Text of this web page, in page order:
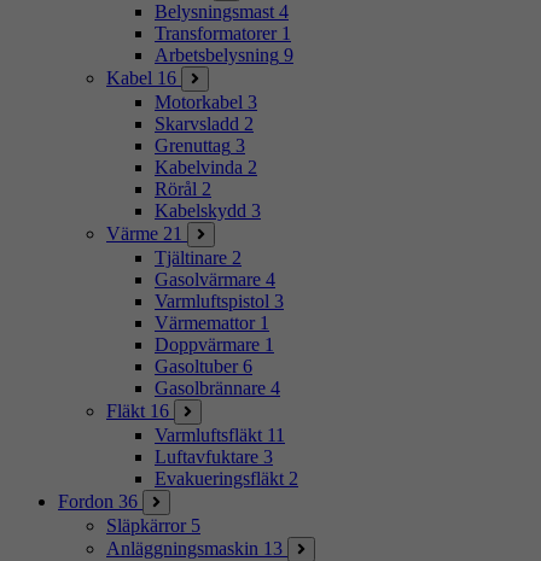
Belysningsmast 4
Transformatorer 1
Arbetsbelysning 9
Kabel 16
Motorkabel 3
Skarvsladd 2
Grenuttag 3
Kabelvinda 2
Rörål 2
Kabelskydd 3
Värme 21
Tjältinare 2
Gasolvärmare 4
Varmluftspistol 3
Värmemattor 1
Doppvärmare 1
Gasoltuber 6
Gasolbrännare 4
Fläkt 16
Varmluftsfläkt 11
Luftavfuktare 3
Evakueringsfläkt 2
Fordon 36
Släpkärror 5
Anläggningsmaskin 13